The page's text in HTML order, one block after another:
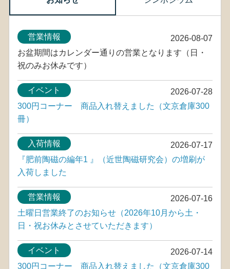
2026-08-07
営業情報
お盆期間はカレンダー通りの営業となります（日・
祝のみお休みです）
2026-07-28
イベント
300円コーナー 商品入れ替えました（文京倉庫300
冊）
2026-07-17
入荷情報
『肥前陶磁の編年1 』（近世陶磁研究会）の増刷が
入荷しました
2026-07-16
営業情報
土曜日営業終了のお知らせ（2026年10月から土・
日・祝お休みとさせていただきます）
2026-07-14
イベント
300円コーナー 商品入れ替えました（文京倉庫300